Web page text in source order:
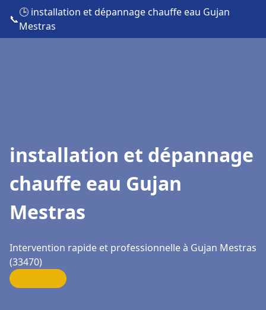
📞
🕒 installation et dépannage chauffe eau Gujan
Mestras
installation et dépannage
chauffe eau Gujan
Mestras
Intervention rapide et professionnelle à Gujan Mestras
(33470)